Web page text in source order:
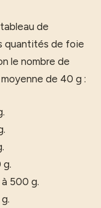
de
quantités de foie
le nombre de
de 40 g :
g.
500 g.